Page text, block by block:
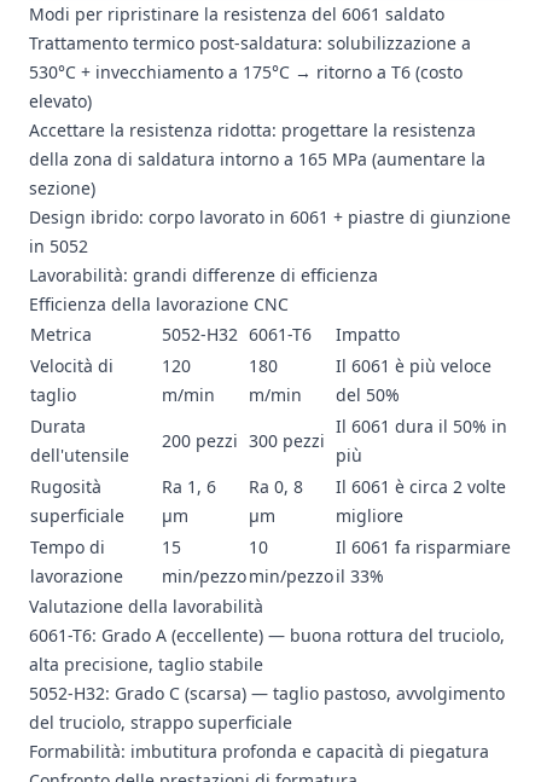
Modi per ripristinare la resistenza del 6061 saldato
Trattamento termico post-saldatura: solubilizzazione a
530°C + invecchiamento a 175°C → ritorno a T6 (costo
elevato)
Accettare la resistenza ridotta: progettare la resistenza
della zona di saldatura intorno a 165 MPa (aumentare la
sezione)
Design ibrido: corpo lavorato in 6061 + piastre di giunzione
in 5052
Lavorabilità: grandi differenze di efficienza
Efficienza della lavorazione CNC
Metrica
5052-H32 6061-T6
Impatto
Velocità di
taglio
120
m/min
180
m/min
Il 6061 è più veloce
del 50%
Durata
dell'utensile
200 pezzi 300 pezzi
Il 6061 dura il 50% in
più
Rugosità
superficiale
Ra 1, 6
μm
Ra 0, 8
μm
Il 6061 è circa 2 volte
migliore
Tempo di
lavorazione
15
min/pezzo
10
min/pezzo
Il 6061 fa risparmiare
il 33%
Valutazione della lavorabilità
6061-T6: Grado A (eccellente) — buona rottura del truciolo,
alta precisione, taglio stabile
5052-H32: Grado C (scarsa) — taglio pastoso, avvolgimento
del truciolo, strappo superficiale
Formabilità: imbutitura profonda e capacità di piegatura